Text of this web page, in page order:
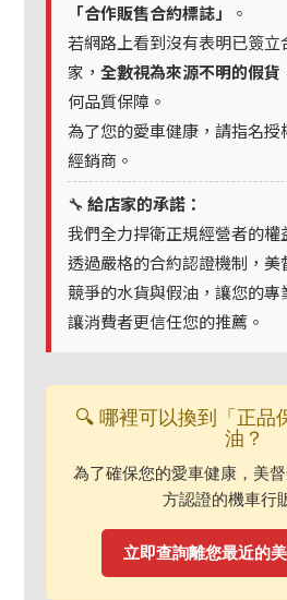
「合作販售合約標誌」
。
若網路上看到沒有表明已簽立
家，全數視為來源不明的假貨
何品質保障。
為了您的愛車健康，請指名授
經銷商。
🔧給店家的承諾：
我們全力捍衛正規經營者的權
透過嚴格的合約認證機制，
競爭的水貨與假油，讓您的專
讓消費者更信任您的推薦。
🔍 哪裡可以換到「正品
油？
為了確保您的愛車健康，美
方認證的機車行
立即查詢離您最近的